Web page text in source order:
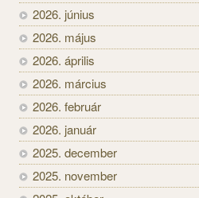
2026. június
2026. május
2026. április
2026. március
2026. február
2026. január
2025. december
2025. november